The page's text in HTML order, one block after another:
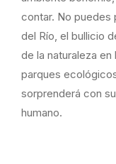
contar. No puedes
del Río, el bullicio
de la naturaleza
parques
sorprenderá con
humano.